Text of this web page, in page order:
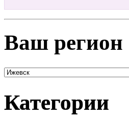
Ваш регион
Категории